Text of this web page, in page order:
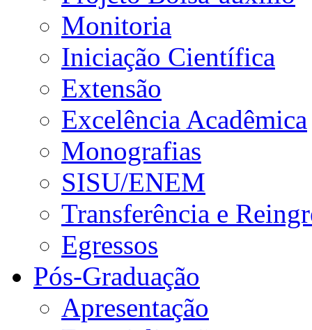
Monitoria
Iniciação Científica
Extensão
Excelência Acadêmica
Monografias
SISU/ENEM
Transferência e
Egressos
Pós-Graduação
Apresentação